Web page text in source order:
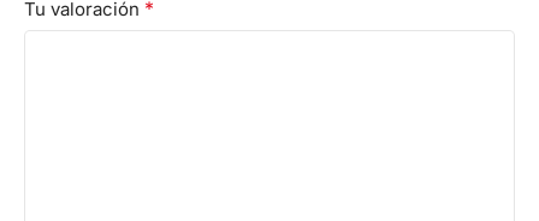
Tu valoración *